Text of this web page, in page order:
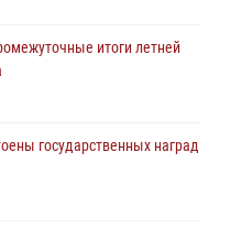
воров в Челябинске
задержали
по горячим следам
итоги летней
государственных наград